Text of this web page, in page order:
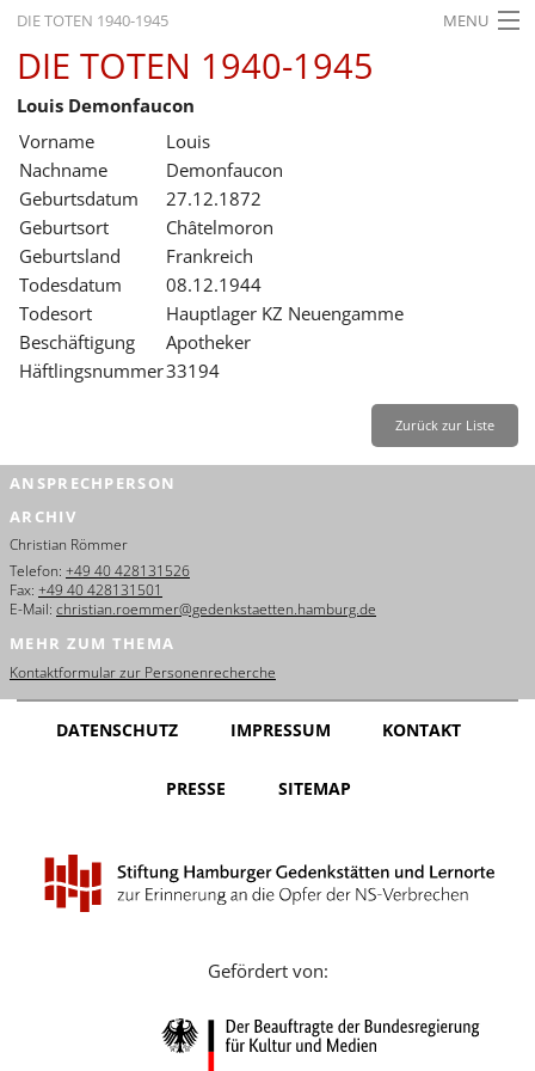
DIE TOTEN 1940-1945 MENU
STARTSEITE
AKTUELLES
AUSSTELLUNGEN
GESCHICHTE
BILDUNG
FORSCHUNG
SERVICE
Français
Dansk
Español
Nederlands
Português
Русский
Leichte Sprache
DIE TOTEN 1940-1945
Louis Demonfaucon
Vorname
Louis
Nachname
Demonfaucon
Geburtsdatum
27.12.1872
Geburtsort
Châtelmoron
Geburtsland
Frankreich
Todesdatum
08.12.1944
Todesort
Hauptlager KZ Neuengamme
Beschäftigung
Apotheker
Häftlingsnummer33194
Zurück zur Liste
ANSPRECHPERSON
ARCHIV
Christian Römmer
Telefon: +49 40 428131526
Fax: +49 40 428131501
E-Mail: christian.roemmer@gedenkstaetten.hamburg.de
MEHR ZUM THEMA
Kontaktformular zur Personenrecherche
DATENSCHUTZ IMPRESSUM KONTAKT
PRESSE SITEMAP
Gefördert von: